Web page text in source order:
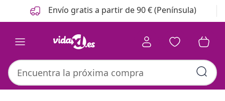
Anterior
Siguiente Envío gratis a partir de 90 € (Península)